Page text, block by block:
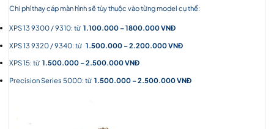
Chi phí thay cáp màn hình sẽ tùy thuộc vào từng model cụ thể:
XPS 13 9300 / 9310: từ 1.100.000 – 1800.000 VNĐ
XPS 13 9320 / 9340: từ 1.500.000 – 2.200.000 VNĐ
XPS 15: từ 1.500.000 – 2.500.000 VNĐ
Precision Series 5000: từ 1.500.000 – 2.500.000 VNĐ